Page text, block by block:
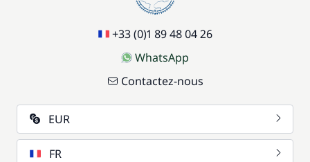
+33 (0)1 89 48 04 26
WhatsApp
Contactez-nous
EUR
FR